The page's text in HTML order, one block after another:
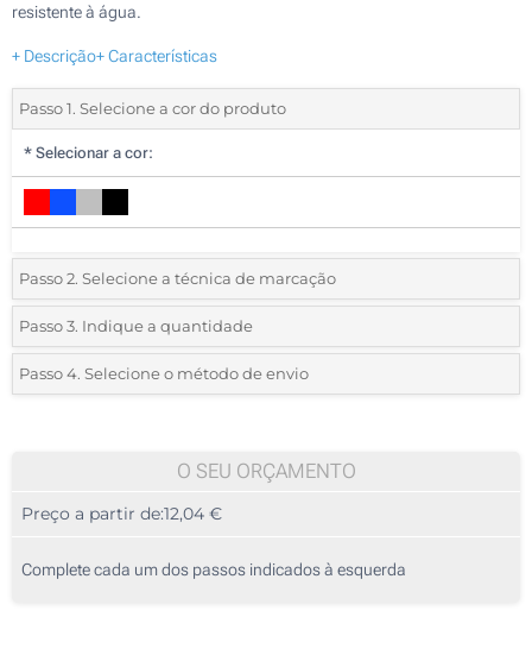
resistente à água.
+ Descrição+ Características
Passo 1. Selecione a cor do produto
* Selecionar a cor:
Passo 2. Selecione a técnica de marcação
*Selecione o tipo de marcação e as cores do logotipo:
Transferência digital a cores (Na frente)
Passo 3. Indique a quantidade
*Quantidade mínima:10
20
50
Passo 4. Selecione o método de envio
O SEU ORÇAMENTO
Preço a partir de:12,04 €
Complete cada um dos passos indicados à esquerda